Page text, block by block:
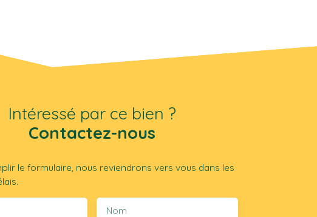
Intéressé par ce bien ?
Contactez-nous
le formulaire, nous reviendrons vers vous dans les
Nom